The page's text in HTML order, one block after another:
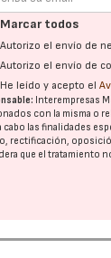
Marcar todos
Autorizo el envío de
Autorizo el envío de
He leído y acepto el
Interempresas
con la misma o
a cabo las finalidades
rectificación,
que el tratamiento